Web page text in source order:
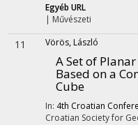
Egyéb URL
| Művészeti
11 Vörös, László
A Set of
Based on a
Cube
In: 4th Croatian
Croatian Society for